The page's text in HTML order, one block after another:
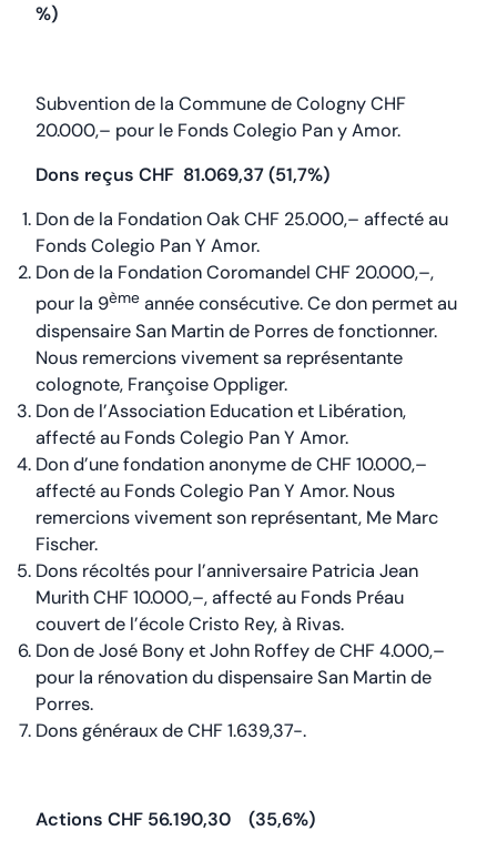
%)
Subvention de la Commune de Cologny CHF
20.000,– pour le Fonds Colegio Pan y Amor.
Dons reçus CHF 81.069,37 (51,7%)
Don de la Fondation Oak CHF 25.000,– affecté au
Fonds Colegio Pan Y Amor.
Don de la Fondation Coromandel CHF 20.000,–,
pour la 9ème année consécutive. Ce don permet au
dispensaire San Martin de Porres de fonctionner.
Nous remercions vivement sa représentante
colognote, Françoise Oppliger.
Don de l’Association Education et Libération,
affecté au Fonds Colegio Pan Y Amor.
Don d’une fondation anonyme de CHF 10.000,–
affecté au Fonds Colegio Pan Y Amor. Nous
remercions vivement son représentant, Me Marc
Fischer.
Dons récoltés pour l’anniversaire Patricia Jean
Murith CHF 10.000,–, affecté au Fonds Préau
couvert de l’école Cristo Rey, à Rivas.
Don de José Bony et John Roffey de CHF 4.000,–
pour la rénovation du dispensaire San Martin de
Porres.
Dons généraux de CHF 1.639,37-.
Actions CHF 56.190,30 (35,6%)